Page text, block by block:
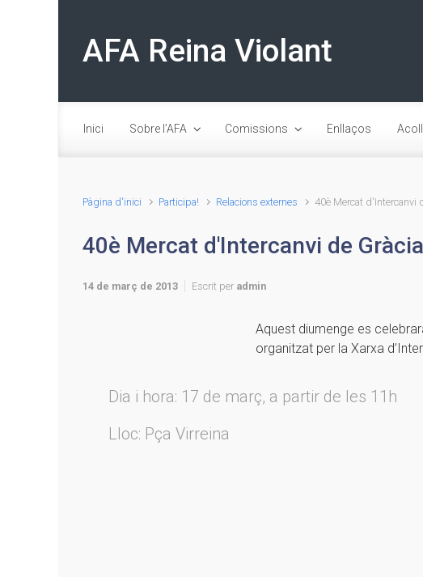
AFA Reina Violant
Inici Sobre l’AFA Comissions Enllaços
Pàgina d'inici Participa! Relacions externes 40è Mercat d'Intercanvi
40è Mercat d'Intercanvi de Gràcia
14 de març de 2013 Escrit per admin
Aquest diumenge es
organitzat per la Xarxa
Dia i hora: 17 de març, a partir de les 11h
Lloc: Pça Virreina